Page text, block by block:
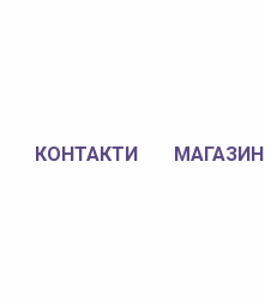
КОНТАКТИ МАГАЗИН